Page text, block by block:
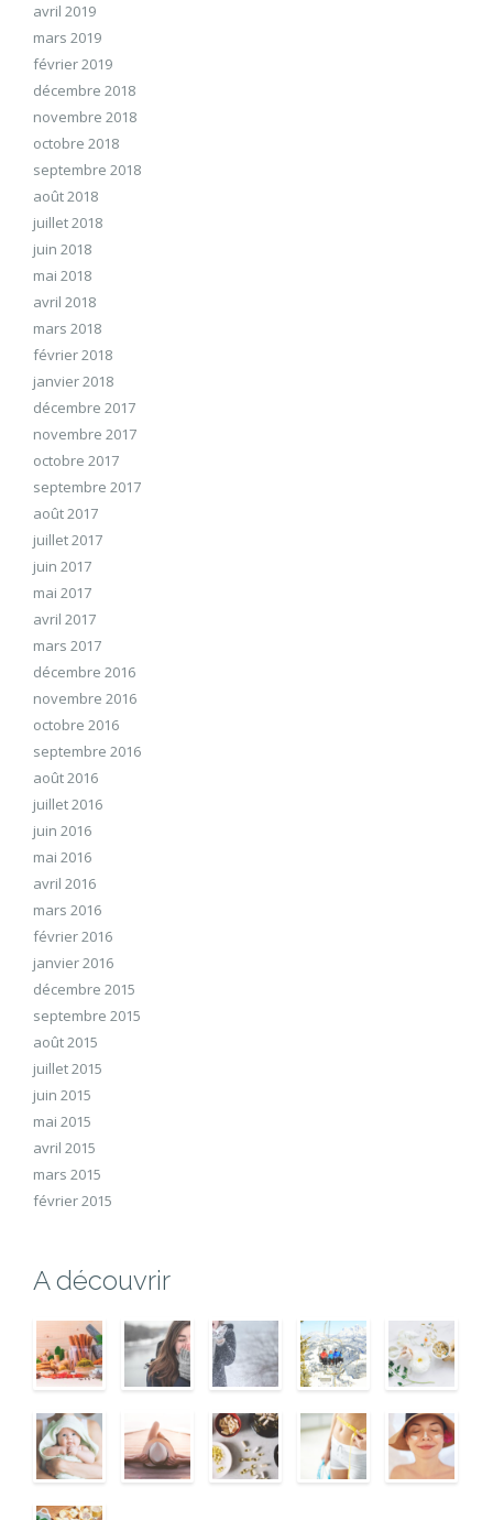
avril 2019
mars 2019
février 2019
décembre 2018
novembre 2018
octobre 2018
septembre 2018
août 2018
juillet 2018
juin 2018
mai 2018
avril 2018
mars 2018
février 2018
janvier 2018
décembre 2017
novembre 2017
octobre 2017
septembre 2017
août 2017
juillet 2017
juin 2017
mai 2017
avril 2017
mars 2017
décembre 2016
novembre 2016
octobre 2016
septembre 2016
août 2016
juillet 2016
juin 2016
mai 2016
avril 2016
mars 2016
février 2016
janvier 2016
décembre 2015
septembre 2015
août 2015
juillet 2015
juin 2015
mai 2015
avril 2015
mars 2015
février 2015
A découvrir